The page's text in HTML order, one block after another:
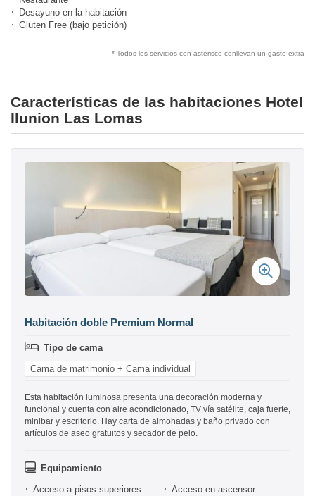
Desayuno en la habitación
Gluten Free (bajo petición)
* Todos los servicios con asterisco conllevan un gasto extra
Características de las habitaciones Hotel
Ilunion Las Lomas
Habitación doble Premium Normal
Tipo de cama
Cama de matrimonio + Cama individual
Esta habitación luminosa presenta una decoración moderna y
funcional y cuenta con aire acondicionado, TV vía satélite, caja fuerte,
minibar y escritorio. Hay carta de almohadas y baño privado con
artículos de aseo gratuitos y secador de pelo.
Equipamiento
Acceso a pisos superiores
Acceso en ascensor